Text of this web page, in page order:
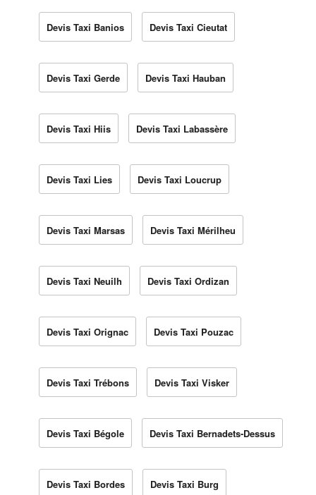
Devis Taxi Banios Devis Taxi Cieutat
Devis Taxi Gerde Devis Taxi Hauban
Devis Taxi Hiis Devis Taxi Labassère
Devis Taxi Lies Devis Taxi Loucrup
Devis Taxi Marsas Devis Taxi Mérilheu
Devis Taxi Neuilh Devis Taxi Ordizan
Devis Taxi Orignac Devis Taxi Pouzac
Devis Taxi Trébons Devis Taxi Visker
Devis Taxi Bégole Devis Taxi Bernadets-Dessus
Devis Taxi Bordes Devis Taxi Burg